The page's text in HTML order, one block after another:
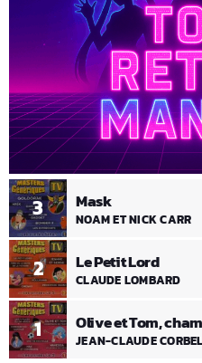
1 Olive et Tom,
JEAN-CLAUDE CORBEL
2 Le Petit Lord
CLAUDE LOMBARD
3 Mask
NOAM ET NICK CARR